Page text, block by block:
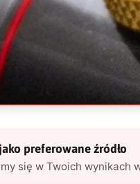
preferowane źródło
się w Twoich wynikach